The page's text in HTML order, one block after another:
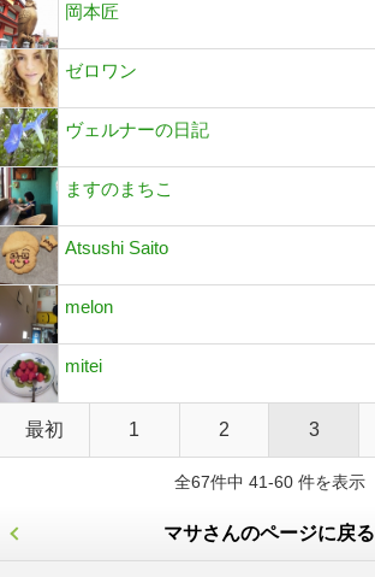
岡本匠
ゼロワン
ヴェルナーの日記
ますのまちこ
Atsushi Saito
melon
mitei
最初 1 2 3
全67件中 41-60 件を表示
マサさんのページに戻る